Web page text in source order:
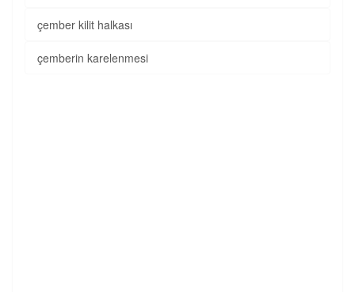
çember kilit halkası
çemberin karelenmesi